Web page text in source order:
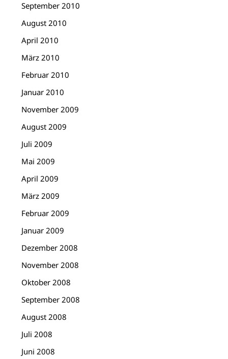
September 2010
August 2010
April 2010
März 2010
Februar 2010
Januar 2010
November 2009
August 2009
Juli 2009
Mai 2009
April 2009
März 2009
Februar 2009
Januar 2009
Dezember 2008
November 2008
Oktober 2008
September 2008
August 2008
Juli 2008
Juni 2008